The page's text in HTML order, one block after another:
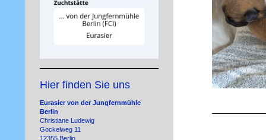
Hier finden Sie uns
Eurasier von der Jungfernmühle
Berlin
Christiane Ludewig
Gockelweg 11
12355 Berlin